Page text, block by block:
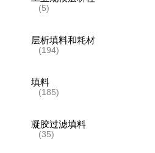
(5)
层析填料和耗材
(194)
填料
(185)
凝胶过滤填料
(35)